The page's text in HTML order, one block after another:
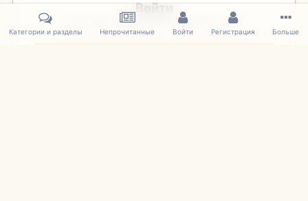
Войти
Уже зарегистрированы? Войдите здесь.
Категории и разделы Непрочитанные Войти Регистрация Больше